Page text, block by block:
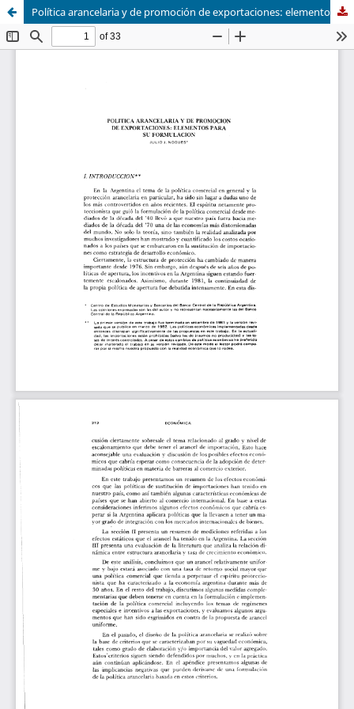
Política arancelaria y de promoción de exportaciones: elementos para su formulación